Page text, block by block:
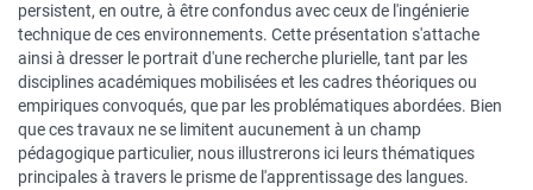
persistent, en outre, à être confondus avec ceux de l'ingénierie
technique de ces environnements. Cette présentation s'attache
ainsi à dresser le portrait d'une recherche plurielle, tant par les
disciplines académiques mobilisées et les cadres théoriques ou
empiriques convoqués, que par les problématiques abordées. Bien
que ces travaux ne se limitent aucunement à un champ
pédagogique particulier, nous illustrerons ici leurs thématiques
principales à travers le prisme de l'apprentissage des langues.